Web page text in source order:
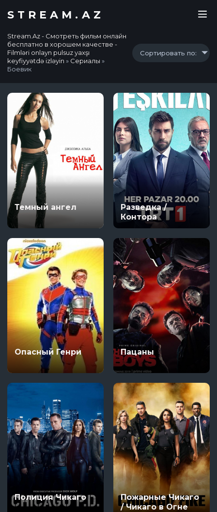
STREAM.AZ
Stream.Az - Смотреть фильм онлайн
бесплатно в хорошем качестве -
Filmləri onlayn pulsuz yaxşı
keyfiyyətdə izləyin » Сериалы »
Боевик
Сортировать по:
Темный ангел
Разведка /
Контора
Опасный Генри Пацаны
Полиция Чикаго
Пожарные Чикаго
/ Чикаго в Огне